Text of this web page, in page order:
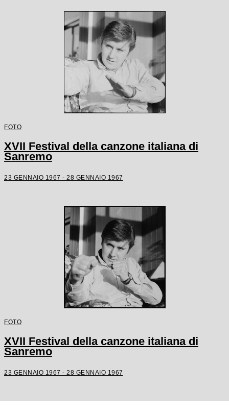
FOTO
XVII Festival della canzone italiana di
Sanremo
23 GENNAIO 1967 - 28 GENNAIO 1967
FOTO
XVII Festival della canzone italiana di
Sanremo
23 GENNAIO 1967 - 28 GENNAIO 1967